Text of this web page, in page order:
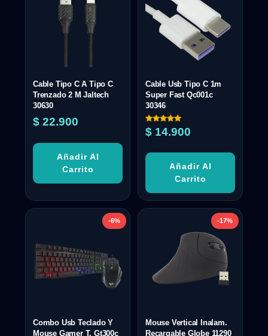
Cable Tipo C A Tipo C
Trenzado 2 M Jaltech
30630
$ 22.900
Añadir Al
Carrito
Cable Usb Tipo C 1m
Super Fast Qc001c
30346
Valorado
con
$ 14.900
Añadir Al
Carrito
-6%
Combo Usb Teclado Y
Mouse Gamer T. Gt300c
-17%
Mouse Vertical Inalam.
Recargable Globe 11290